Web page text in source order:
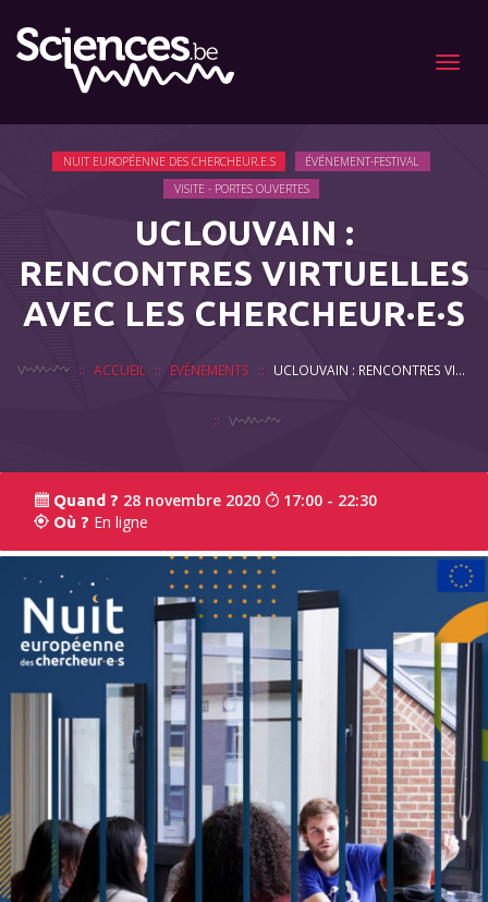
Menu
NUIT EUROPÉENNE DES CHERCHEUR.E.S
ÉVÉNEMENT-FESTIVAL
VISITE - PORTES OUVERTES
UCLOUVAIN :
RENCONTRES VIRTUELLES
AVEC LES CHERCHEUR·E·S
ACCUEIL EVÉNEMENTS UCLOUVAIN : RENCONTRES VIRTUELLES AVEC LES CHERCHEUR·E·S
Quand ? 28 novembre 2020 17:00 - 22:30
Où ? En ligne